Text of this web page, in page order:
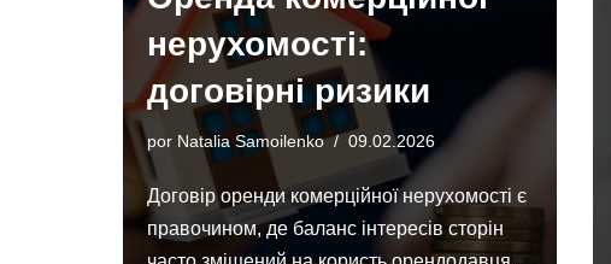
нерухомості:
договірні ризики
por Natalia Samoilenko 09.02.2026
Договір оренди комерційної нерухомості є
правочином, де баланс інтересів сторін